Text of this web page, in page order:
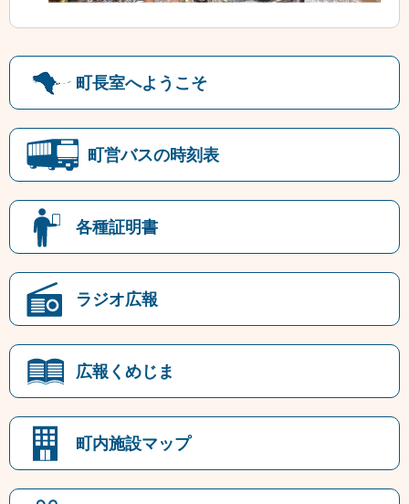
町長室へようこそ
町営バスの時刻表
各種証明書
ラジオ広報
広報くめじま
町内施設マップ